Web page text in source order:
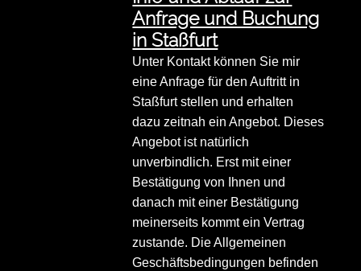
Anfrage und Buchung
in Staßfurt
Unter Kontakt können Sie mir
eine Anfrage für den Auftritt in
Staßfurt stellen und erhalten
dazu zeitnah ein Angebot. Dieses
Angebot ist natürlich
unverbindlich. Erst mit einer
Bestätigung von Ihnen und
danach mit einer Bestätigung
meinerseits kommt ein Vertrag
zustande. Die Allgemeinen
Geschäftsbedingungen befinden